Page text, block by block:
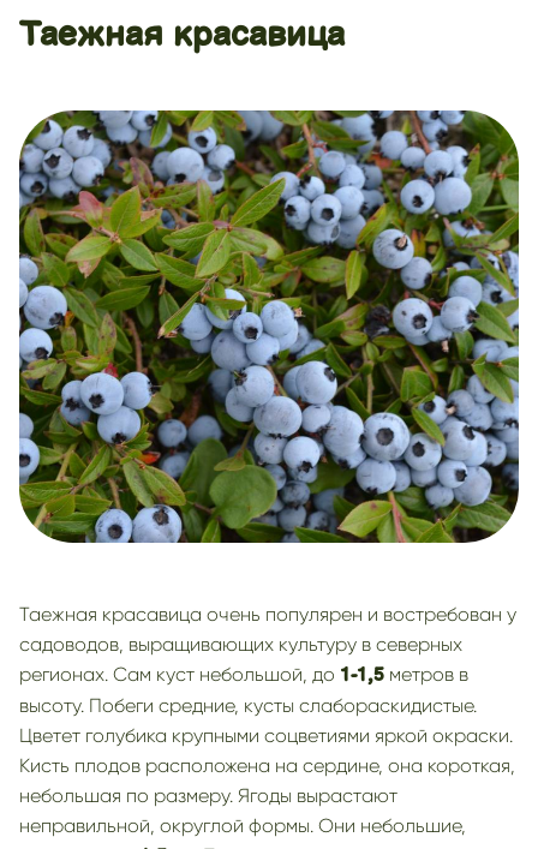
Таежная красавица
Таежная красавица очень популярен и востребован у
садоводов, выращивающих культуру в северных
регионах. Сам куст небольшой, до 1-1,5 метров в
высоту. Побеги средние, кусты слабораскидистые.
Цветет голубика крупными соцветиями яркой окраски.
Кисть плодов расположена на сердине, она короткая,
небольшая по размеру. Ягоды вырастают
неправильной, округлой формы. Они небольшие,